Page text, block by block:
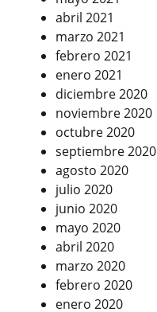
abril 2021
marzo 2021
febrero 2021
enero 2021
diciembre 2020
noviembre 2020
octubre 2020
septiembre 2020
agosto 2020
julio 2020
junio 2020
mayo 2020
abril 2020
marzo 2020
febrero 2020
enero 2020